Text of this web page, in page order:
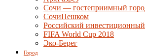
Сочи — гостеприимный
СочиПешком
Российский
FIFA World Cup 2018
Эко-Берег
Город